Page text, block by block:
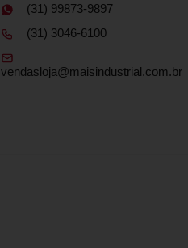
(31) 99873-9897
(31) 3046-6100
vendasloja@maisindustrial.com.br